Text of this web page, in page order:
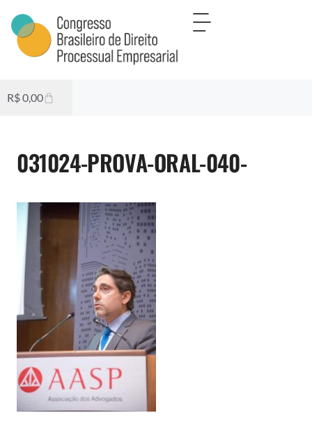
R$0,00
031024-PROVA-ORAL-040-